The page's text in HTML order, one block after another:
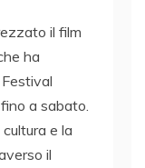
il film
ha
a sabato.
e la
il